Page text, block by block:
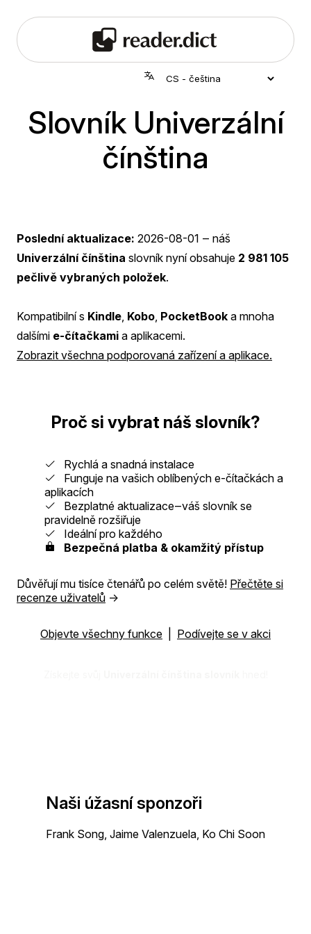
Slovník Univerzální
čínština
Poslední aktualizace: 2026-08-01 ‒ náš
Univerzální čínština slovník nyní obsahuje 2 981 105
pečlivě vybraných položek.
Kompatibilní s Kindle Kobo PocketBook a mnoha
dalšími e-čítačkami a aplikacemi.
Zobrazit všechna podporovaná zařízení a aplikace.
Proč si vybrat náš slovník?
Rychlá a snadná instalace
Funguje na vašich oblíbených e-čítačkách a
aplikacích
Bezplatné aktualizace‒váš slovník se
pravidelně rozšiřuje
Ideální pro každého
Bezpečná platba & okamžitý přístup
Důvěřují mu tisíce čtenářů po celém světě! Přečtěte si
recenze uživatelů →
Objevte všechny funkce Podívejte se v akci
Naši úžasní sponzoři
Frank Song, Jaime Valenzuela, Ko Chi Soon